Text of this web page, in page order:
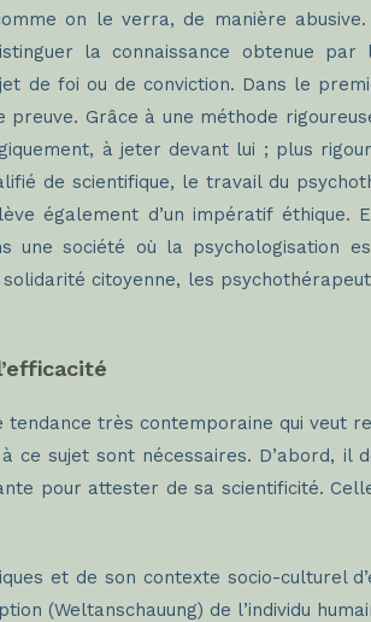
on le verra, de manière
la connaissance obtenue
de foi ou de conviction. Dans le
preuve. Grâce à une méthode
à jeter devant lui ; plus
de scientifique, le travail du
également d’un impératif
une société où la
citoyenne, les
très contemporaine qui veut
ce sujet sont nécessaires. D’abord,
pour attester de sa scientificité.
et de son contexte socio-culturel
(Weltanschauung) de l’individu